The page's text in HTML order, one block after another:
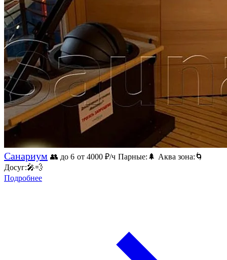
Санариум 👥 до 6 от 4000 ₽/ч Парные: 🌲 Аква зона: 🌀
Досуг:🎤💨
Подробнее